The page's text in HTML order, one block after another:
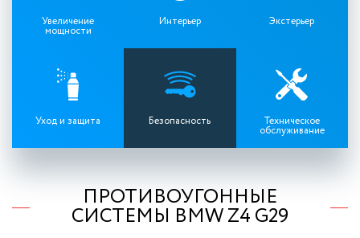
Увеличение
мощности
Интерьер Экстерьер
Уход и защита Безопасность Техническое
обслуживание
ПРОТИВОУГОННЫЕ
СИСТЕМЫ BMW Z4 G29